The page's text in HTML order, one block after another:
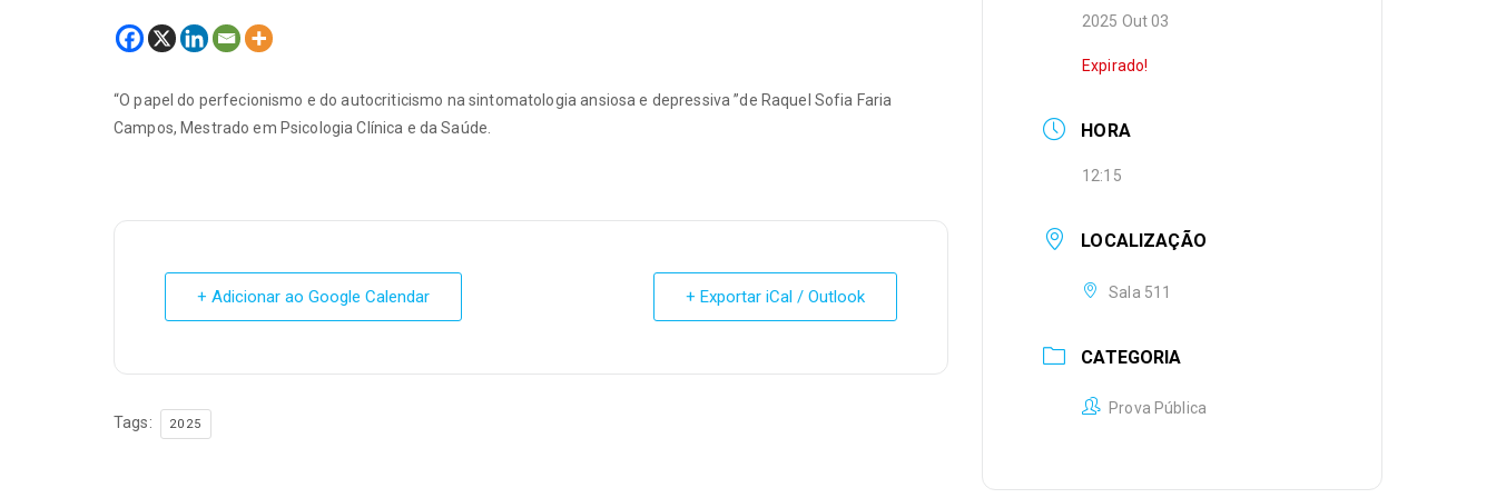
“O papel do perfecionismo e do autocriticismo na sintomatologia ansiosa e depressiva ”de Raquel Sofia Faria
Campos, Mestrado em Psicologia Clínica e da Saúde.
+ Adicionar ao Google Calendar + Exportar iCal / Outlook
Tags: 2025
2025 Out 03
Expirado!
HORA
12:15
LOCALIZAÇÃO
Sala 511
CATEGORIA
Prova Pública